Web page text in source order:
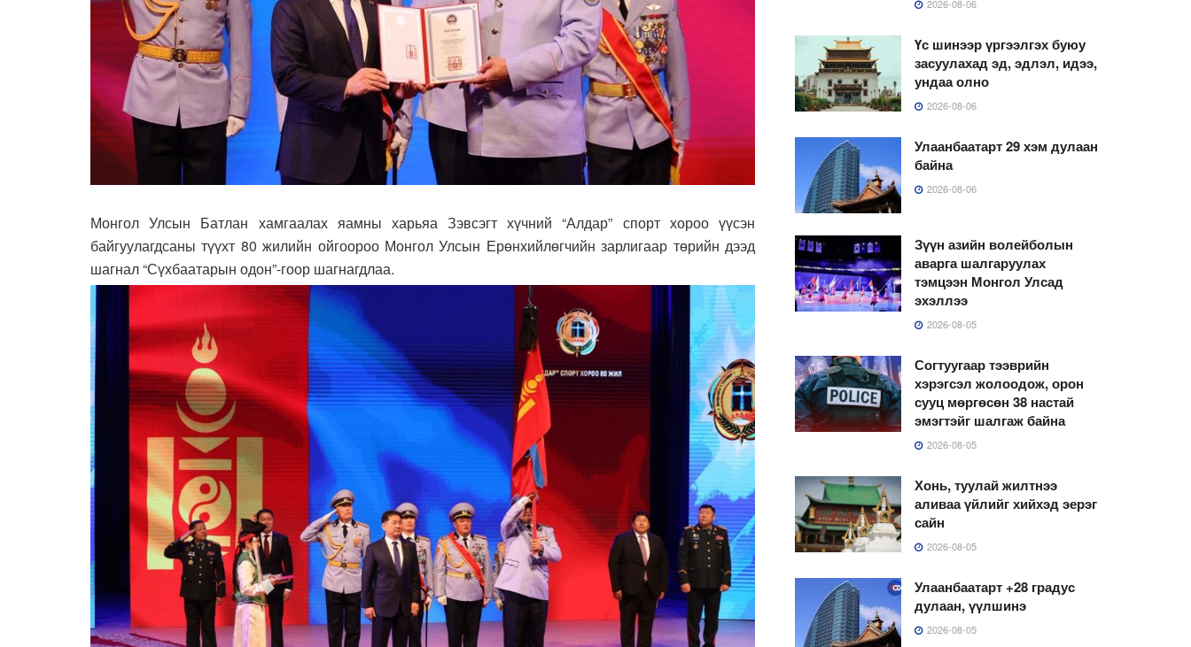
Монгол Улсын Батлан хамгаалах яамны харьяа Зэвсэгт хүчний “Алдар” спорт хороо үүсэн
байгуулагдсаны түүхт 80 жилийн ойгоороо Монгол Улсын Ерөнхийлөгчийн зарлигаар төрийн дээд
шагнал “Сүхбаатарын одон”-гоор шагнагдлаа.
2026-08-06
Үс шинээр үргээлгэх буюу
засуулахад эд, эдлэл, идээ,
ундаа олно
2026-08-06
Улаанбаатарт 29 хэм дулаан
байна
2026-08-06
Зүүн азийн волейболын
аварга шалгаруулах
тэмцээн Монгол Улсад
эхэллээ
2026-08-05
Согтуугаар тээврийн
хэрэгсэл жолоодож, орон
сууц мөргөсөн 38 настай
эмэгтэйг шалгаж байна
2026-08-05
Хонь, туулай жилтнээ
аливаа үйлийг хийхэд эерэг
сайн
2026-08-05
Улаанбаатарт +28 градус
дулаан, үүлшинэ
2026-08-05